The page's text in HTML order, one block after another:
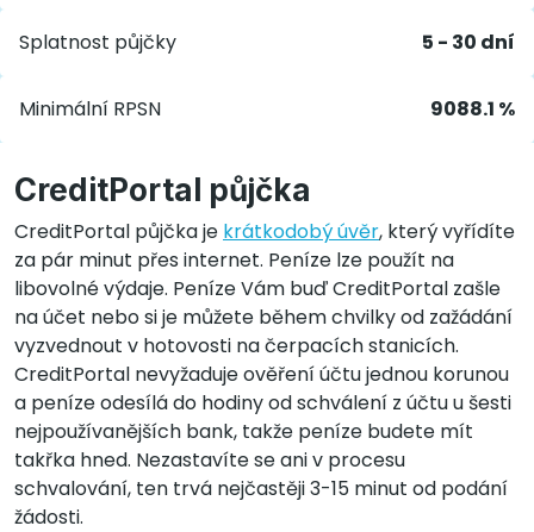
Splatnost půjčky 5 - 30 dní
Minimální RPSN 9088.1 %
CreditPortal půjčka
CreditPortal půjčka je krátkodobý úvěr, který vyřídíte
za pár minut přes internet. Peníze lze použít na
libovolné výdaje. Peníze Vám buď CreditPortal zašle
na účet nebo si je můžete během chvilky od zažádání
vyzvednout v hotovosti na čerpacích stanicích.
CreditPortal nevyžaduje ověření účtu jednou korunou
a peníze odesílá do hodiny od schválení z účtu u šesti
nejpoužívanějších bank, takže peníze budete mít
takřka hned. Nezastavíte se ani v procesu
schvalování, ten trvá nejčastěji 3-15 minut od podání
žádosti.